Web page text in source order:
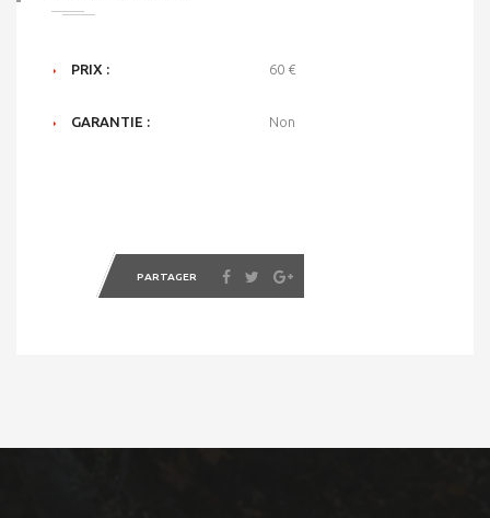
PRIX : 60 €
GARANTIE : Non
PARTAGER